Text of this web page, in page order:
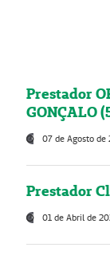
Prestador
GONÇALO
07 de Agosto de
Prestador
01 de Abril de